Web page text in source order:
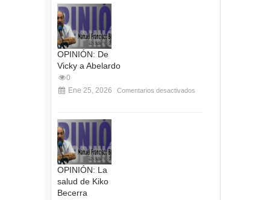
OPINIÓN: De
Vicky a Abelardo
0
Ene 25, 2026
Comentarios desactivados
OPINIÓN: La
salud de Kiko
Becerra